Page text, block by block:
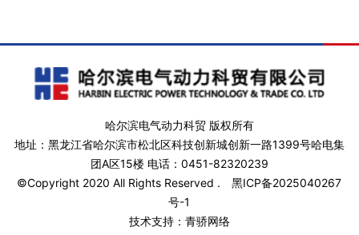
哈尔滨电气动力科贸 版权所有
地址：黑龙江省哈尔滨市松北区科技创新城创新一路1399号哈电集
团A区15楼 电话：0451-82320239
©Copyright 2020 All Rights Reserved .黑ICP备2025040267
号-1
技术支持：青骄网络